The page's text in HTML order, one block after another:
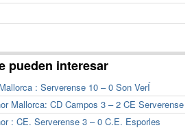
pueden interesar
: Serverense 10 – 0 Son VerÍ
Mallorca: CD Campos 3 – 2 CE Serverense
: CE. Serverense 3 – 0 C.E. Esporles